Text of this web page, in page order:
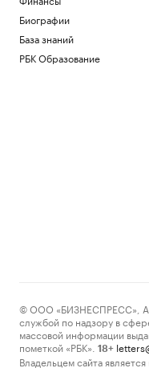
последних днях Диего
Литовец на автомобиле
заграждения, пытаясь
В каких странах дети
получают гражданство.
19-летняя россиянка
соперницу из топ-20 на
Биографии
База знаний
РБК Образование
© ООО «БИЗНЕСПРЕСС», АО
службой по надзору в
массовой информации
пометкой «РБК».
18+
Владельцем сайта